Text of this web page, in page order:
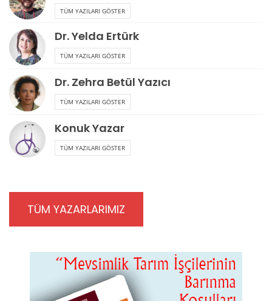
TÜM YAZILARI GÖSTER
Dr. Yelda Ertürk
TÜM YAZILARI GÖSTER
Dr. Zehra Betül Yazıcı
TÜM YAZILARI GÖSTER
Konuk Yazar
TÜM YAZILARI GÖSTER
TÜM YAZARLARIMIZ